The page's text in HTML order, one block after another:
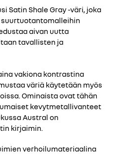
Satin Shale Gray -väri, joka
aivan uutta
tavallisten ja
vakiona kontrastina
väriä käytetään myös
Ominaista ovat tähän
kevytmetallivanteet
Austral on
kirjaimin.
verhoilumateriaalina